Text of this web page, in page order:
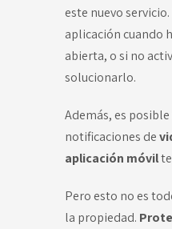
este nuevo servicio.
aplicación cuando
abierta, o si no
solucionarlo.
Además, es
notificaciones de
aplicación móvil
Pero esto no es
la propiedad.